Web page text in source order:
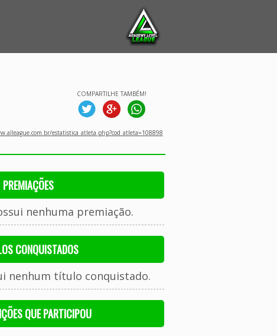
COMPARTILHE TAMBÉM!
estatistica_atleta.php?cod_atleta=108898
PREMIAÇÕES
nenhuma premiação.
CONQUISTADOS
nenhum título conquistado.
QUE PARTICIPOU